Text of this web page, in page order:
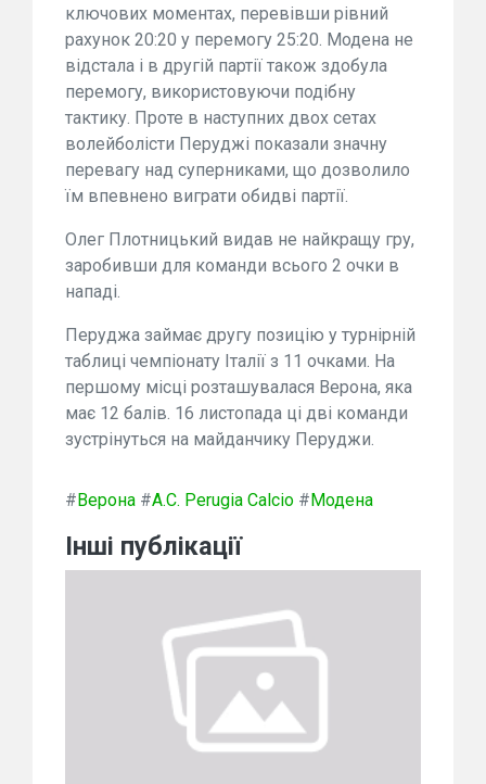
ключових моментах, перевівши рівний
рахунок 20:20 у перемогу 25:20. Модена не
відстала і в другій партії також здобула
перемогу, використовуючи подібну
тактику. Проте в наступних двох сетах
волейболісти Перуджі показали значну
перевагу над суперниками, що дозволило
їм впевнено виграти обидві партії.
Олег Плотницький видав не найкращу гру,
заробивши для команди всього 2 очки в
нападі.
Перуджа займає другу позицію у турнірній
таблиці чемпіонату Італії з 11 очками. На
першому місці розташувалася Верона, яка
має 12 балів. 16 листопада ці дві команди
зустрінуться на майданчику Перуджи.
# Верона #A.C. Perugia Calcio # Модена
Інші публікації